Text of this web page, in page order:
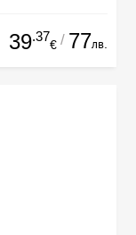
39.37
€ / 77лв.